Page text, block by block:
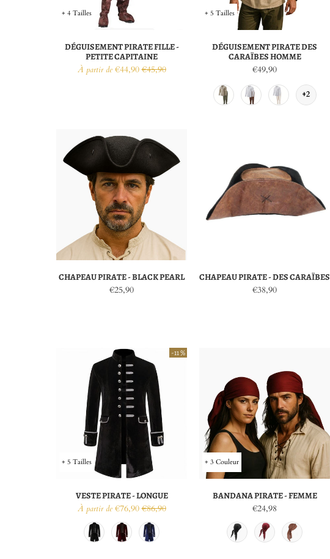
+ 4 Tailles
DÉGUISEMENT PIRATE FILLE -
PETITE CAPITAINE
À partir de €44,90 €45,90
+ 5 Tailles
DÉGUISEMENT PIRATE DES
CARAÏBES HOMME
€49,90
+2
CHAPEAU PIRATE - BLACK PEARL
€25,90
CHAPEAU PIRATE - DES CARAÏBES
€38,90
+ 5 Tailles
-11 %
VESTE PIRATE - LONGUE
À partir de €76,90 €86,90
+ 3 Couleur
BANDANA PIRATE - FEMME
€24,98